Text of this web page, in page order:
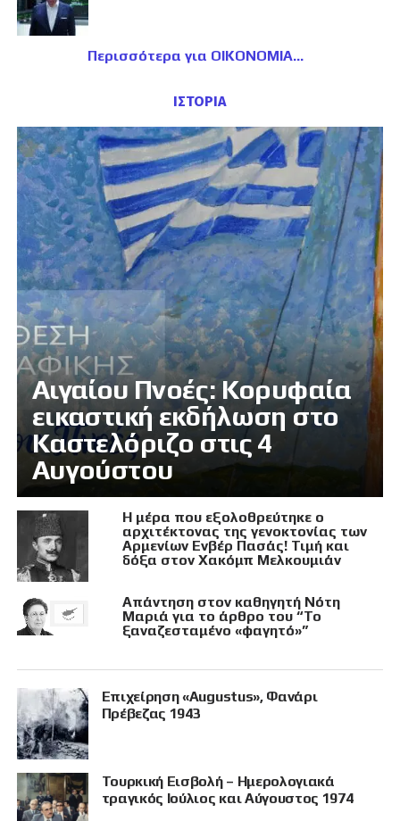
Περισσότερα για ΟΙΚΟΝΟΜΙΑ
ΙΣΤΟΡΙΑ
Αιγαίου Πνοές: Κορυφαία
εικαστική εκδήλωση στο
Καστελόριζο στις 4
Αυγούστου
Η μέρα που εξολοθρεύτηκε ο
αρχιτέκτονας της γενοκτονίας των
Αρμενίων Ενβέρ Πασάς! Τιμή και
δόξα στον Χακόμπ Μελκουμιάν
Απάντηση στον καθηγητή Νότη
Μαριά για το άρθρο του “Το
ξαναζεσταμένο «φαγητό»”
Επιχείρηση «Augustus», Φανάρι
Πρέβεζας 1943
Τουρκική Εισβολή – Ημερολογιακά
τραγικός Ιούλιος και Αύγουστος 1974